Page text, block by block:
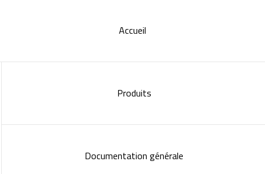
Accueil
Produits
Documentation générale